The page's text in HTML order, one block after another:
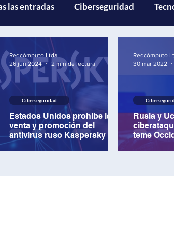
las entradas Ciberseguridad
Gestión de servicios
Multicloud Inteligencia Artificial
Estados Unidos prohibe la
venta y promoción del
antivirus ruso Kaspersky
Ciberseguridad
Redcómputo Ltda
26 jun 2024
2 min de lectura
Rusia y
teme
Redcómputo
30 mar 2022